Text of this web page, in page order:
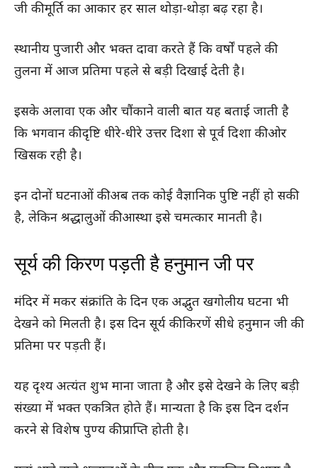
जी की मूर्ति का आकार हर साल थोड़ा-थोड़ा बढ़ रहा है।
स्थानीय पुजारी और भक्त दावा करते हैं कि वर्षों पहले की
तुलना में आज प्रतिमा पहले से बड़ी दिखाई देती है।
इसके अलावा एक और चौंकाने वाली बात यह बताई जाती है
कि भगवान की दृष्टि धीरे-धीरे उत्तर दिशा से पूर्व दिशा की ओर
खिसक रही है।
इन दोनों घटनाओं की अब तक कोई वैज्ञानिक पुष्टि नहीं हो सकी
है, लेकिन श्रद्धालुओं की आस्था इसे चमत्कार मानती है।
सूर्य की किरण पड़ती है हनुमान जी पर
मंदिर में मकर संक्रांति के दिन एक अद्भुत खगोलीय घटना भी
देखने को मिलती है। इस दिन सूर्य की किरणें सीधे हनुमान जी की
प्रतिमा पर पड़ती हैं।
यह दृश्य अत्यंत शुभ माना जाता है और इसे देखने के लिए बड़ी
संख्या में भक्त एकत्रित होते हैं। मान्यता है कि इस दिन दर्शन
करने से विशेष पुण्य की प्राप्ति होती है।